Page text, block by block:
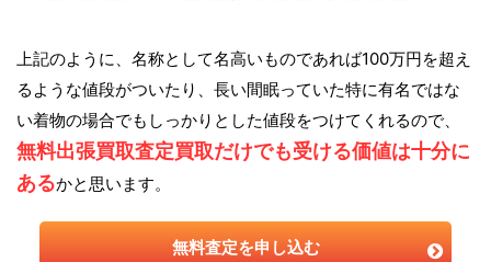
上記のように、名称として名高いものであれば100万円を超え
るような値段がついたり、長い間眠っていた特に有名ではな
い着物の場合でもしっかりとした値段をつけてくれるので、
無料出張買取査定買取だけでも受ける価値は十分に
あるかと思います。
無料査定を申し込む